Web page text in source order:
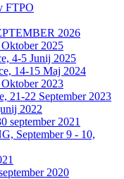
FTPO
2026
2025
4-5 Junij 2025
14-15 Maj 2024
2023
21-22 September 2023
2022
september 2021
September 9 - 10,
2020